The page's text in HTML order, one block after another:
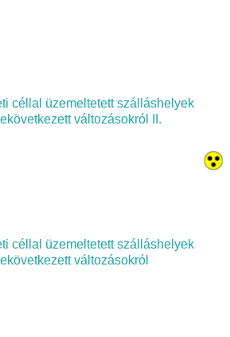
Központ
Közösségi és Szolgáltató Tér
céllal üzemeltetett szálláshelyek
változásokról II.
céllal üzemeltetett szálláshelyek
változásokról